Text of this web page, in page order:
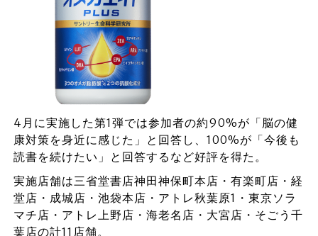
4月に実施した第1弾では参加者の約90%が「脳の健
康対策を身近に感じた」と回答し、100%が「今後も
読書を続けたい」と回答するなど好評を得た。
実施店舗は三省堂書店神田神保町本店・有楽町店・経
堂店・成城店・池袋本店・アトレ秋葉原1・東京ソラ
マチ店・アトレ上野店・海老名店・大宮店・そごう千
葉店の計11店舗。